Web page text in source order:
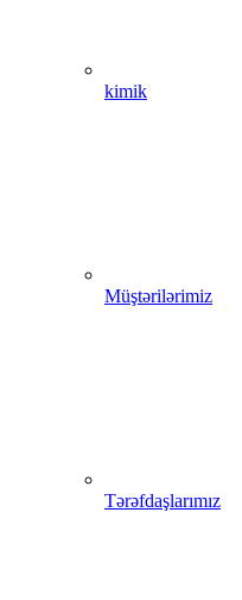
kimik
Müştərilərimiz
Tərəfdaşlarımız